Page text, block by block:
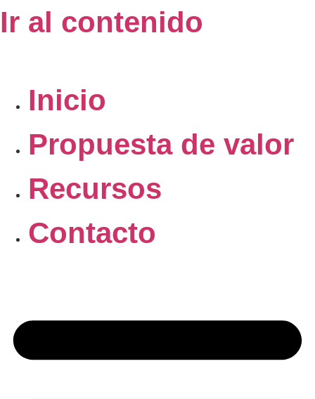
Ir al contenido
Inicio
Propuesta de valor
Recursos
Contacto